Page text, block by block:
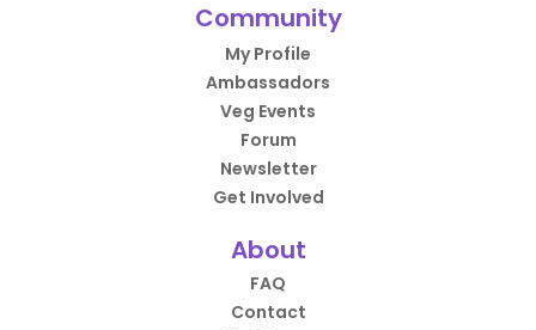
Community
My Profile
Ambassadors
Veg Events
Forum
Newsletter
Get Involved
About
FAQ
Contact